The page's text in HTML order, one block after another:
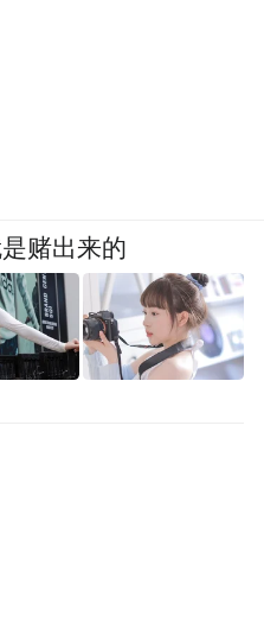
赌出来的